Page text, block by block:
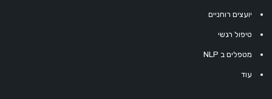
יועצים רוחניים
טיפול רגשי
מטפלים ב NLP
עוד